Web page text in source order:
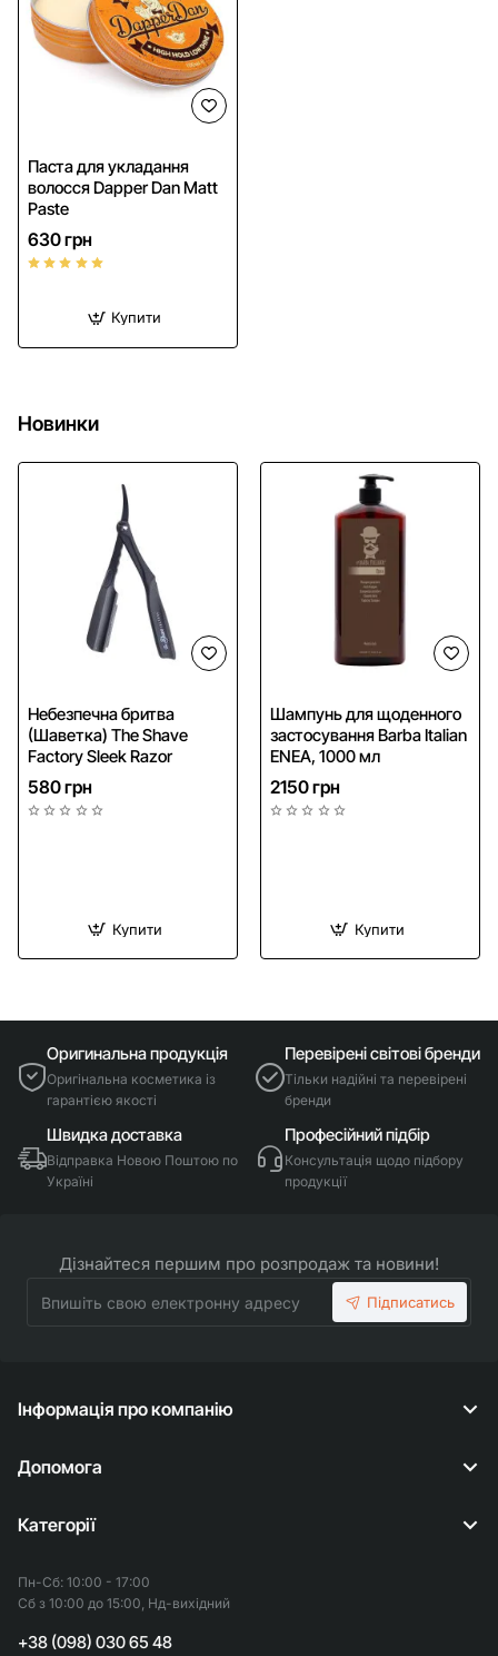
Паста для укладання
волосся Dapper Dan Matt
Paste
630 грн
Купити
Новинки
Небезпечна бритва
(Шаветка) The Shave
Factory Sleek Razor
580 грн
Купити
Безкоштовна доставка
Шампунь для щоденного
застосування Barba Italian
ENEA, 1000 мл
2150 грн
Купити
Оригинальна продукція
Оригінальна косметика із
гарантією якості
Перевірені світові бренди
Тільки надійні та перевірені
бренди
Швидка доставка
Відправка Новою Поштою по
Україні
Професійний підбір
Консультація щодо підбору
продукції
Дізнайтеся першим про розпродаж та новини!
свою
Підписатись
Інформація про компанію
Допомога
Категорії
Пн-Сб: 10:00 - 17:00
Сб з 10:00 до 15:00, Нд-вихідний
+38 (098) 030 65 48